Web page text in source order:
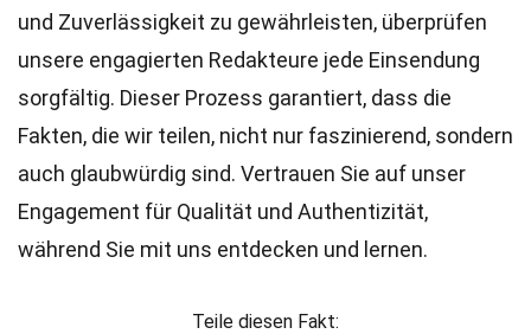
und Zuverlässigkeit zu gewährleisten, überprüfen
unsere engagierten Redakteure jede Einsendung
sorgfältig. Dieser Prozess garantiert, dass die
Fakten, die wir teilen, nicht nur faszinierend, sondern
auch glaubwürdig sind. Vertrauen Sie auf unser
Engagement für Qualität und Authentizität,
während Sie mit uns entdecken und lernen.
Teile diesen Fakt: